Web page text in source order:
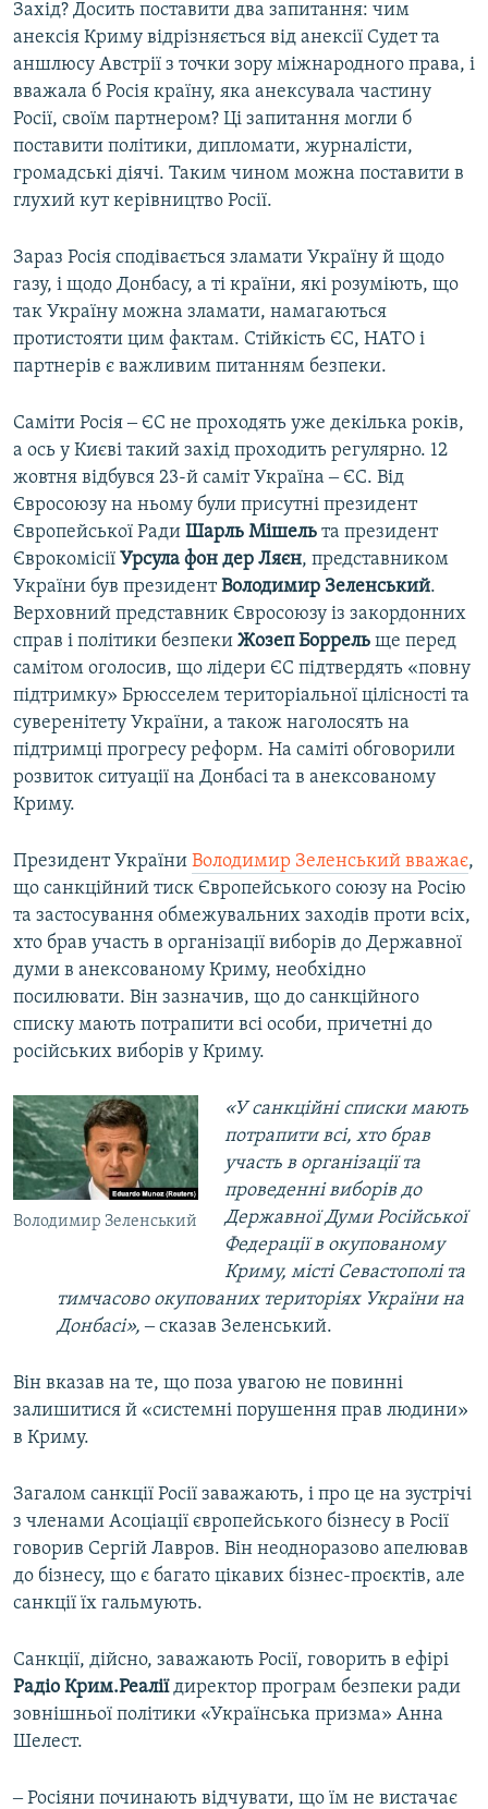
Захід? Досить поставити два запитання: чим
анексія Криму відрізняється від анексії Судет та
аншлюсу Австрії з точки зору міжнародного права, і
вважала б Росія країну, яка анексувала частину
Росії, своїм партнером? Ці запитання могли б
поставити політики, дипломати, журналісти,
громадські діячі. Таким чином можна поставити в
глухий кут керівництво Росії.
Зараз Росія сподівається зламати Україну й щодо
газу, і щодо Донбасу, а ті країни, які розуміють, що
так Україну можна зламати, намагаються
протистояти цим фактам. Стійкість ЄС, НАТО і
партнерів є важливим питанням безпеки.
Саміти Росія ‒ ЄС не проходять уже декілька років,
а ось у Києві такий захід проходить регулярно. 12
жовтня відбувся 23-й саміт Україна ‒ ЄС. Від
Євросоюзу на ньому були присутні президент
Європейської Ради Шарль Мішель та президент
Єврокомісії Урсула фон дер Ляєн, представником
України був президентВолодимир Зеленський.
Верховний представник Євросоюзу із закордонних
справ і політики безпеки Жозеп Боррель ще перед
самітом оголосив, що лідери ЄС підтвердять «повну
підтримку» Брюсселем територіальної цілісності та
суверенітету України, а також наголосять на
підтримці прогресу реформ. На саміті обговорили
розвиток ситуації на Донбасі та в анексованому
Криму.
Президент України Володимир Зеленський вважає,
що санкційний тиск Європейського союзу на Росію
та застосування обмежувальних заходів проти всіх,
хто брав участь в організації виборів до Державної
думи в анексованому Криму, необхідно
посилювати. Він зазначив, що до санкційного
списку мають потрапити всі особи, причетні до
російських виборів у Криму.
Володимир Зеленський
«У санкційні списки мають
потрапити всі, хто брав
участь в організації та
проведенні виборів до
Державної Думи Російської
Федерації в окупованому
Криму, місті Севастополі та
тимчасово окупованих територіях України на
Донбасі», ‒ сказав Зеленський.
Він вказав на те, що поза увагою не повинні
залишитися й «системні порушення прав людини»
в Криму.
Загалом санкції Росії заважають, і про це на зустрічі
з членами Асоціації європейського бізнесу в Росії
говорив Сергій Лавров. Він неодноразово апелював
до бізнесу, що є багато цікавих бізнес-проєктів, але
санкції їх гальмують.
Санкції, дійсно, заважають Росії, говорить в ефірі
Радіо Крим.Реаліїдиректор програм безпеки ради
зовнішньої політики «Українська призма» Анна
Шелест.
‒ Росіяни починають відчувати, що їм не вистачає